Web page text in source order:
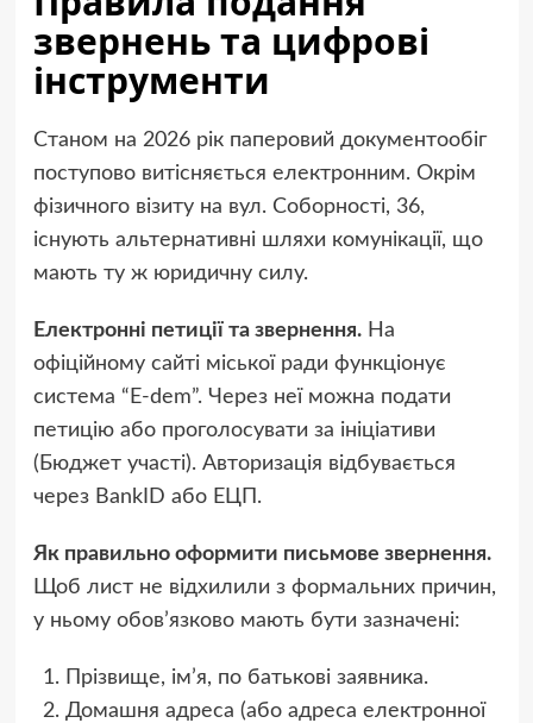
звернень та цифрові
інструменти
Станом на 2026 рік паперовий документообіг
поступово витісняється електронним. Окрім
фізичного візиту на вул. Соборності, 36,
існують альтернативні шляхи комунікації, що
мають ту ж юридичну силу.
Електронні петиції та звернення.На
офіційному сайті міської ради функціонує
система “E-dem”. Через неї можна подати
петицію або проголосувати за ініціативи
(Бюджет участі). Авторизація відбувається
через BankID або ЕЦП.
Як правильно оформити письмове звернення.
Щоб лист не відхилили з формальних причин,
у ньому обов’язково мають бути зазначені:
Прізвище, ім’я, по батькові заявника.
Домашня адреса (або адреса електронної